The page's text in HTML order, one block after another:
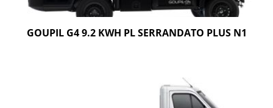
GOUPIL G4 9.2 KWH PL SERRANDATO PLUS N1